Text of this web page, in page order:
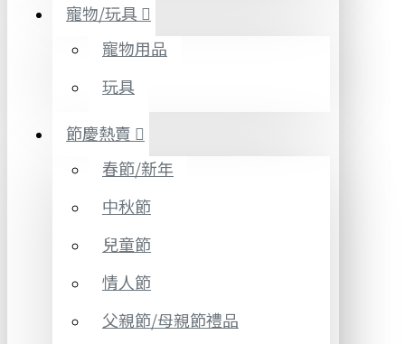
寵物/玩具
寵物用品
玩具
節慶熱賣
春節/新年
中秋節
兒童節
情人節
父親節/母親節禮品